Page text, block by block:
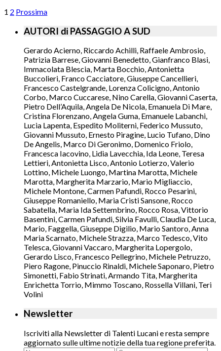
1 2 Prossima
AUTORI di PASSAGGIO A SUD
Gerardo Acierno, Riccardo Achilli, Raffaele Ambrosio,
Patrizia Barrese, Giovanni Benedetto, Gianfranco Blasi,
Immacolata Blescia, Marta Bocchio, Antonietta
Buccolieri, Franco Cacciatore, Giuseppe Cancellieri,
Francesco Castelgrande, Lorenza Colicigno, Antonio
Corbo, Marco Cuccarese, Nino Carella, Giovanni Caserta,
Pietro Dell’Aquila, Angela De Nicola, Emanuela Di Mare,
Cristina Florenzano, Angela Guma, Emanuele Labanchi,
Lucia Lapenta, Espedito Moliterni, Federico Mussuto,
Giovanni Mussuto, Ernesto Piragine, Lucio Tufano, Dino
De Angelis, Marco Di Geronimo, Domenico Friolo,
Francesca Iacovino, Lidia Lavecchia, Ida Leone, Teresa
Lettieri, Antonietta Lisco, Antonio Lotierzo, Valerio
Lottino, Michele Luongo, Martina Marotta, Michele
Marotta, Margherita Marzario, Mario Migliaccio,
Michele Montone, Carmen Pafundi, Rocco Pesarini,
Giuseppe Romaniello, Maria Cristi Sansone, Rocco
Sabatella, Maria Ida Settembrino, Rocco Rosa, Vittorio
Basentini, Carmen Pafundi, Silvia Favulli, Claudia De Luca,
Mario, Faggella, Giuseppe Digilio, Mario Santoro, Anna
Maria Scarnato, Michele Strazza, Marco Tedesco, Vito
Telesca, Giovanni Vaccaro, Margherita Lopergolo,
Gerardo Lisco, Francesco Pellegrino, Michele Petruzzo,
Piero Ragone, Pinuccio Rinaldi, Michele Saponaro, Pietro
Simonetti, Fabio Strinati, Armando Tita, Margherita
Enrichetta Torrio, Mimmo Toscano, Rossella Villani, Teri
Volini
Newsletter
Iscriviti alla Newsletter di Talenti Lucani e resta sempre
aggiornato sulle ultime notizie della tua regione preferita.